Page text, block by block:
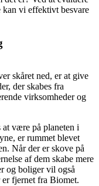
kan vi effektivt besvare
skåret ned, er at give
der skabes fra
virksomheder og
at være på planeten i
er rummet blevet
Når der er skove på
af dem skabe mere
og boliger vil også
fjernet fra Biomet.